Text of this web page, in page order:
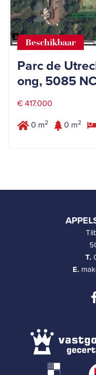
Beschikbaar
Parc de
ong, 5085
€ 417.000
0 m2 0 m2
T.
E.